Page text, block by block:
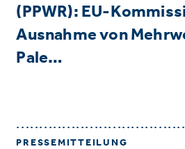
(PPWR): EU-
Ausnahme von
Pale…
PRESSEMITTEILUNG